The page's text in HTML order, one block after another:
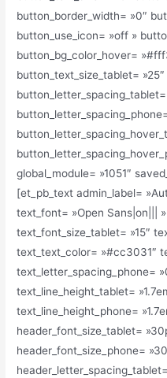
button_border_width= »0″
button_use_icon= »off »
button_bg_color_hover=
button_text_size_tablet=
button_letter_spacing_tablet=
global_module= »1051″
[et_pb_text admin_label=
text_font= »Open Sans|on|||
text_font_size_tablet= »15″
text_text_color= »#cc3031″
text_letter_spacing_phone=
text_line_height_tablet=
text_line_height_phone=
header_font_size_tablet=
header_font_size_phone=